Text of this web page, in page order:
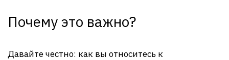
Почему это важно?
Давайте честно: как вы относитесь к